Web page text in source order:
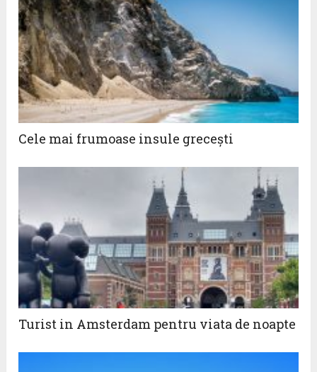
Cele mai frumoase insule greceşti
Turist in Amsterdam pentru viata de noapte